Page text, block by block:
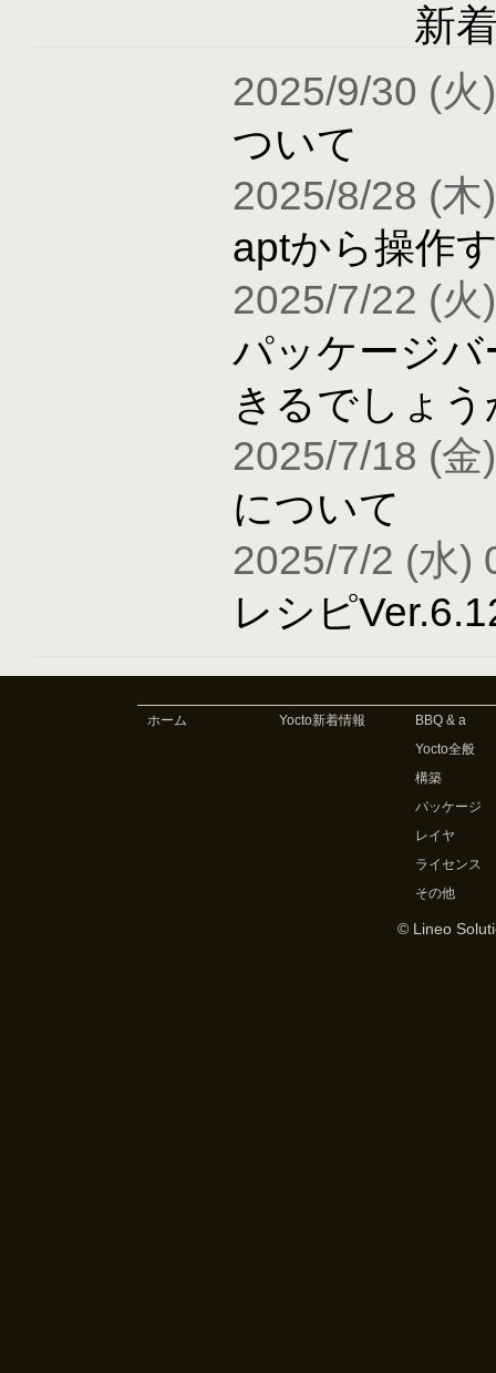
新
2025/9/30 (火
ついて
2025/8/28 (木
aptから操作
2025/7/22 (火
パッケージ
きるでしょう
2025/7/18 (金
について
2025/7/2 (水)
レシピ
ホーム Yocto新着情報
BBQ & a
Yocto全般
構築
パッケージ
レイヤ
ライセンス
その他
© Lineo